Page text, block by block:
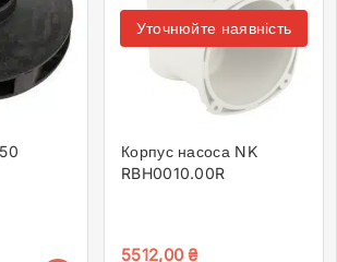
Уточнюйте наявність
Корпус насоса NK
RBH0010.00R
5512,00₴